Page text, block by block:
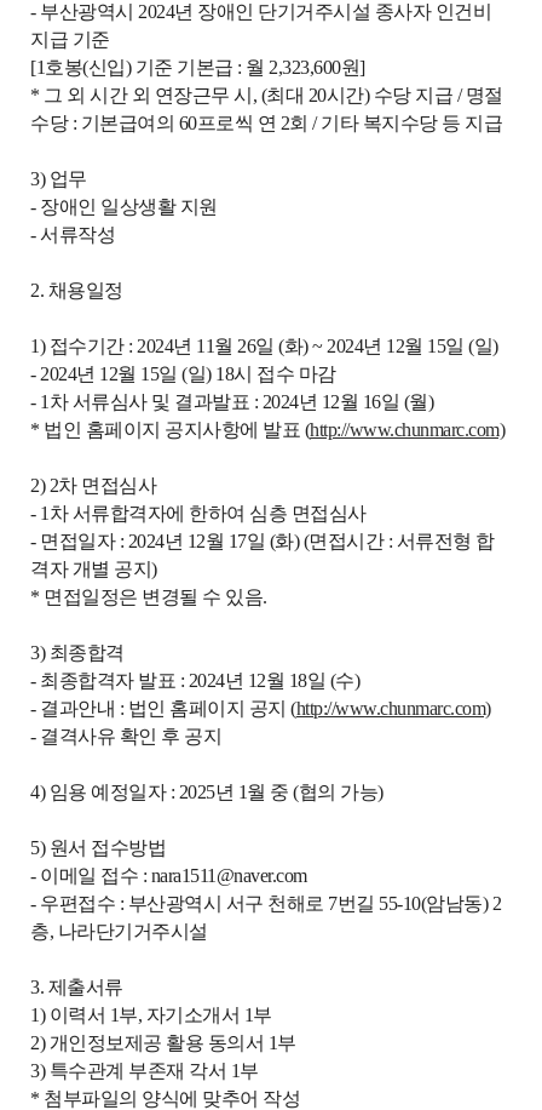
- 부산광역시 2024년 장애인 단기거주시설 종사자 인건비
지급 기준
[1호봉(신입) 기준 기본급 : 월 2,323,600원]
* 그 외 시간 외 연장근무 시, (최대 20시간) 수당 지급 / 명절
수당 : 기본급여의 60프로씩 연 2회 / 기타 복지수당 등 지급
3) 업무
- 장애인 일상생활 지원
- 서류작성
2. 채용일정
1) 접수기간 : 2024년 11월 26일 (화) ~ 2024년 12월 15일 (일)
- 2024년 12월 15일 (일) 18시 접수 마감
- 1차 서류심사 및 결과발표 : 2024년 12월 16일 (월)
* 법인 홈페이지 공지사항에 발표 (http://www.chunmarc.com)
2) 2차 면접심사
- 1차 서류합격자에 한하여 심층 면접심사
- 면접일자 : 2024년 12월 17일 (화) (면접시간 : 서류전형 합
격자 개별 공지)
* 면접일정은 변경될 수 있음.
3) 최종합격
- 최종합격자 발표 : 2024년 12월 18일 (수)
- 결과안내 : 법인 홈페이지 공지 (http://www.chunmarc.com)
- 결격사유 확인 후 공지
4) 임용 예정일자 : 2025년 1월 중 (협의 가능)
5) 원서 접수방법
- 이메일 접수 : nara1511@naver.com
- 우편접수 : 부산광역시 서구 천해로 7번길 55-10(암남동) 2
층, 나라단기거주시설
3. 제출서류
1) 이력서 1부, 자기소개서 1부
2) 개인정보제공 활용 동의서 1부
3) 특수관계 부존재 각서 1부
* 첨부파일의 양식에 맞추어 작성